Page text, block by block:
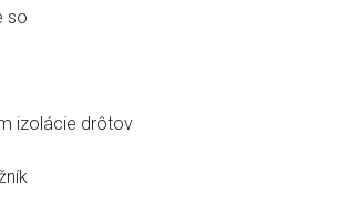
so
izolácie drôtov